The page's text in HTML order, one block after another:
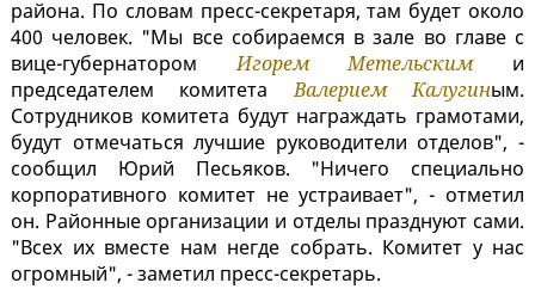
района. По словам пресс-секретаря, там будет около
400 человек. "Мы все собираемся в зале во главе с
вице-губернаторомИгорем Метельскими
председателем комитетаВалерием Калугиным.
Сотрудников комитета будут награждать грамотами,
будут отмечаться лучшие руководители отделов", -
сообщил Юрий Песьяков. "Ничего специально
корпоративного комитет не устраивает", - отметил
он. Районные организации и отделы празднуют сами.
"Всех их вместе нам негде собрать. Комитет у нас
огромный", - заметил пресс-секретарь.